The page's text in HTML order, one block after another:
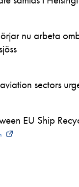
nu arbeta
sectors
EU Ship